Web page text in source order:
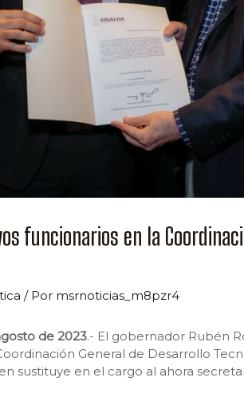
funcionarios en la
/ Por msrnoticias_m8pzr4
de 2023.- El gobernador Rubén
General de Desarrollo
sustituye en el cargo al ahora